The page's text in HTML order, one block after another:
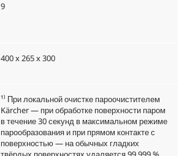
9
400 x 265 x 300
¹⁾ При локальной очистке пароочистителем
Kärcher — при обработке поверхности паром
в течение 30 секунд в максимальном режиме
парообразования и при прямом контакте с
поверхностью — на обычных гладких